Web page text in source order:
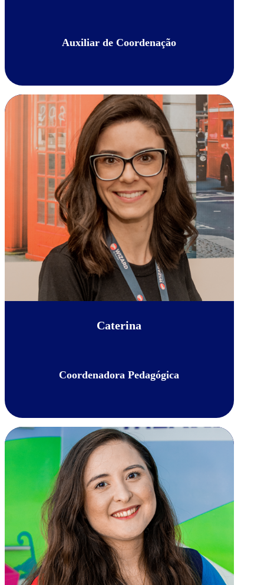
Auxiliar de Coordenação
Caterina
Coordenadora Pedagógica